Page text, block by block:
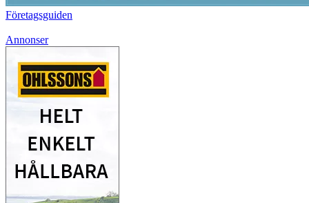
Företagsguiden
Annonser